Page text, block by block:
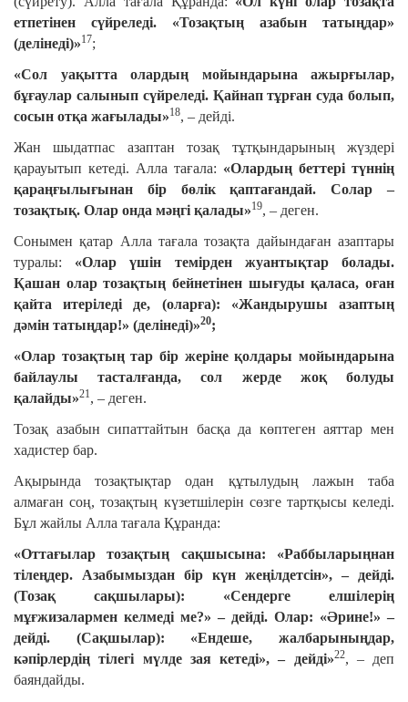
етпетінен сүйреледі. «Тозақтың азабын татыңдар»
(делінеді)»17;
«Сол уақытта олардың мойындарына ажырғылар,
бұғаулар салынып сүйреледі. Қайнап тұрған суда болып,
сосын отқа жағылады»18, – дейді.
Жан шыдатпас азаптан тозақ тұтқындарының жүздері
қарауытып кетеді. Алла тағала: «Олардың беттері түннің
қараңғылығынан бір бөлік қаптағандай. Солар –
тозақтық. Олар онда мәңгі қалады»19, – деген.
Сонымен қатар Алла тағала тозақта дайындаған азаптары
туралы: «Олар үшін темірден жуантықтар болады.
Қашан олар тозақтың бейнетінен шығуды қаласа, оған
қайта итеріледі де, (оларға): «Жандырушы азаптың
дәмін татыңдар!» (делінеді)»20;
«Олар тозақтың тар бір жеріне қолдары мойындарына
байлаулы тасталғанда, сол жерде жоқ болуды
қалайды»21, – деген.
Тозақ азабын сипаттайтын басқа да көптеген аяттар мен
хадистер бар.
Ақырында тозақтықтар одан құтылудың лажын таба
алмаған соң, тозақтың күзетшілерін сөзге тартқысы келеді.
Бұл жайлы Алла тағала Құранда:
«Оттағылар тозақтың сақшысына: «Раббыларыңнан
тілеңдер. Азабымыздан бір күн жеңілдетсін», – дейді.
(Тозақ сақшылары): «Сендерге елшілерің
мұғжизалармен келмеді ме?» – дейді. Олар: «Әрине!» –
дейді. (Сақшылар): «Ендеше, жалбарыныңдар,
кәпірлердің тілегі мүлде зая кетеді», – дейді»22, – деп
баяндайды.